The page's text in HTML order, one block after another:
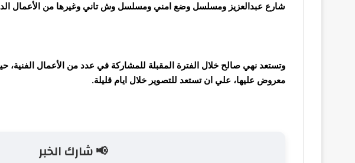
شارع عبدالعزيز ومسلسل وضع امني ومسلسل وش تاني وغيرها من الأعمال
وتستعد نهي صالح خلال الفترة المقبلة للمشاركة في عدد من الأعمال
معروض عليها، علي ان تستعد للتصوير خلال ايام قليلة.
📢 شارك الخبر